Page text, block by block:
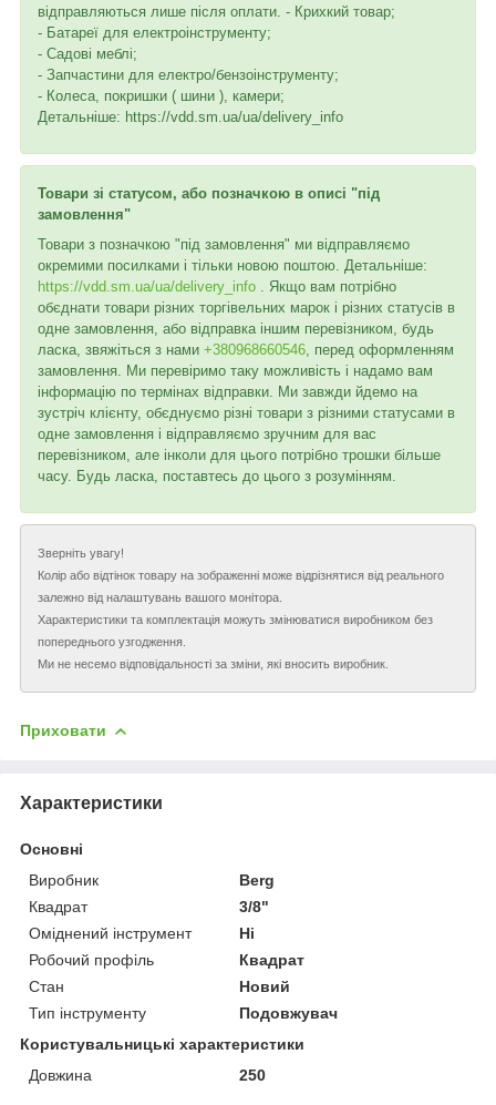
відправляються лише після оплати. - Крихкий товар;
- Батареї для електроінструменту;
- Садові меблі;
- Запчастини для електро/бензоінструменту;
- Колеса, покришки ( шини ), камери;
Детальніше: https://vdd.sm.ua/ua/delivery_info
Товари зі статусом, або позначкою в описі "під
замовлення"
Товари з позначкою "під замовлення" ми відправляємо
окремими посилками і тільки новою поштою. Детальніше:
https://vdd.sm.ua/ua/delivery_info . Якщо вам потрібно
обєднати товари різних торгівельних марок і різних статусів в
одне замовлення, або відправка іншим перевізником, будь
ласка, звяжіться з нами +380968660546 , перед оформленням
замовлення. Ми перевіримо таку можливість і надамо вам
інформацію по термінах відправки. Ми завжди йдемо на
зустріч клієнту, обєднуємо різні товари з різними статусами в
одне замовлення і відправляємо зручним для вас
перевізником, але інколи для цього потрібно трошки більше
часу. Будь ласка, поставтесь до цього з розумінням.
Зверніть увагу!
Колір або відтінок товару на зображенні може відрізнятися від реального
залежно від налаштувань вашого монітора.
Характеристики та комплектація можуть змінюватися виробником без
попереднього узгодження.
Ми не несемо відповідальності за зміни, які вносить виробник.
Приховати
Характеристики
Основні
Виробник
Berg
Квадрат
3/8"
Оміднений інструмент
Ні
Робочий профіль
Квадрат
Стан
Новий
Тип інструменту
Подовжувач
Користувальницькі характеристики
Довжина
250